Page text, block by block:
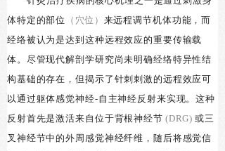
体特定的部位
（穴位） 来远程调节机体功能，而
经络被认为是达到这种远程效应的重要传输载
体。尽管现代解剖学研究尚未明确经络特异性结
构基础的存在，但揭示了针刺刺激的远程效应可
以通过躯体感觉神经-自主神经反射来实现。这种
反射首先是激活来自位于背根神经节 (DRG)或三
叉神经节中的外周感觉神经纤维，随后将感觉信